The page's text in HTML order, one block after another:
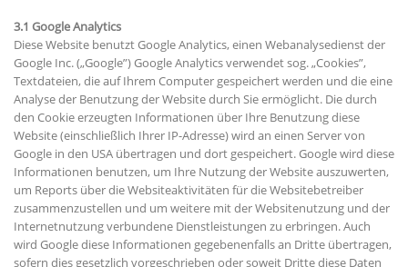
3.1 Google Analytics
Diese Website benutzt Google Analytics, einen Webanalysedienst der
Google Inc. („Google”) Google Analytics verwendet sog. „Cookies”,
Textdateien, die auf Ihrem Computer gespeichert werden und die eine
Analyse der Benutzung der Website durch Sie ermöglicht. Die durch
den Cookie erzeugten Informationen über Ihre Benutzung diese
Website (einschließlich Ihrer IP-Adresse) wird an einen Server von
Google in den USA übertragen und dort gespeichert. Google wird diese
Informationen benutzen, um Ihre Nutzung der Website auszuwerten,
um Reports über die Websiteaktivitäten für die Websitebetreiber
zusammenzustellen und um weitere mit der Websitenutzung und der
Internetnutzung verbundene Dienstleistungen zu erbringen. Auch
wird Google diese Informationen gegebenenfalls an Dritte übertragen,
sofern dies gesetzlich vorgeschrieben oder soweit Dritte diese Daten